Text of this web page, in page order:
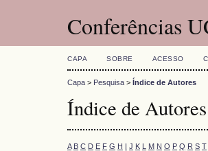
Conferências
CAPA SOBRE ACESSO
Capa > Pesquisa > Índice de Autores
Índice de Autores
A B C D E F G H I J K L M N O P Q R S T